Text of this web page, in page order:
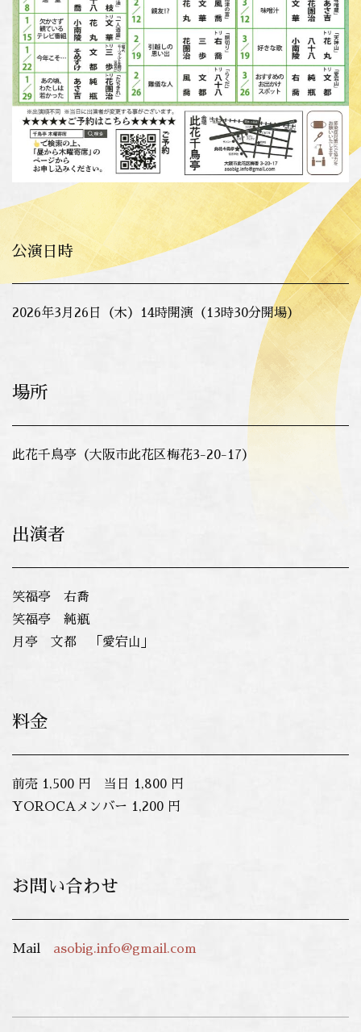
公演日時
2026年3月26日（木）14時開演（13時30分開場）
場所
此花千鳥亭（大阪市此花区梅花3-20-17）
出演者
笑福亭 右喬
笑福亭 純瓶
月亭 文都 「愛宕山」
料金
前売 1,500 円 当日 1,800 円
YOROCAメンバー 1,200 円
お問い合わせ
Mail asobig.info@gmail.com